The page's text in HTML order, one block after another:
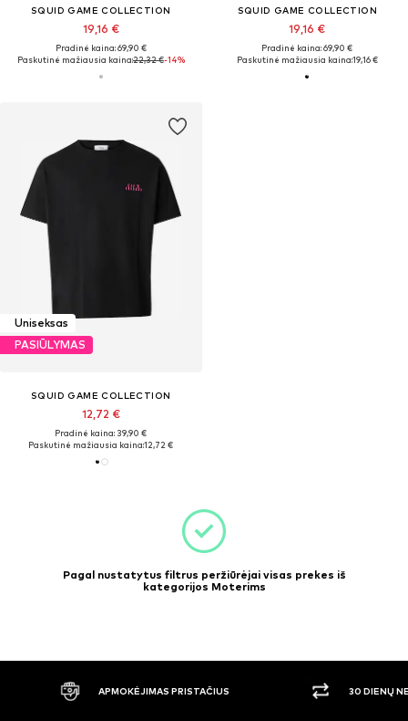
SQUID GAME COLLECTION
19,16 €
Pradinė kaina: 69,90 €
Paskutinė mažiausia kaina:22,32 €-14%
SQUID GAME COLLECTION
19,16 €
Pradinė kaina: 69,90 €
Paskutinė mažiausia kaina:19,16 €
Uniseksas
PASIŪLYMAS
SQUID GAME COLLECTION
12,72 €
Pradinė kaina: 39,90 €
Paskutinė mažiausia kaina:12,72 €
Pagal nustatytus filtrus peržiūrėjai visas prekes iš
kategorijos Moterims
APMOKĖJIMAS PRISTAČIUS 30 DIENŲ